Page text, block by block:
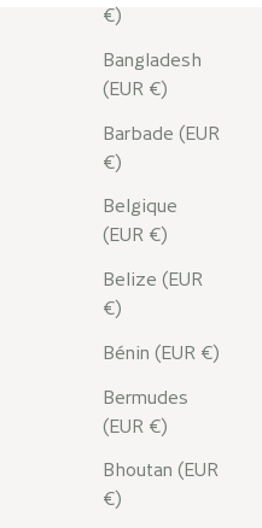
€)
Bangladesh
(EUR €)
Barbade (EUR
€)
Belgique
(EUR €)
Belize (EUR
€)
Bénin (EUR €)
Bermudes
(EUR €)
Bhoutan (EUR
€)